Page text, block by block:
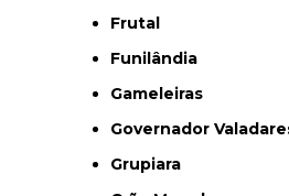
Frutal
Funilândia
Gameleiras
Governador
Grupiara